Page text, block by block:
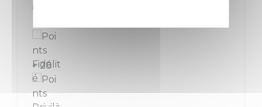
La bouteille de 75 cl
+ 14
+ 28